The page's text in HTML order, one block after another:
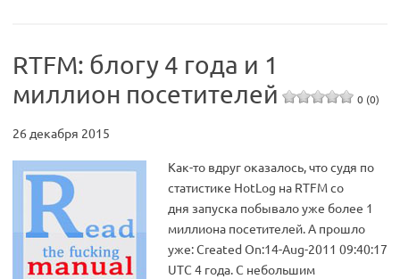
RTFM: блогу 4 года и 1
миллион посетителей
0 (0)
26 декабря 2015
Как-то вдруг оказалось, что судя по
статистике HotLog на RTFM со
дня запуска побывало уже более 1
миллиона посетителей. А прошло
уже: Created On:14-Aug-2011 09:40:17
UTC 4 года. С небольшим